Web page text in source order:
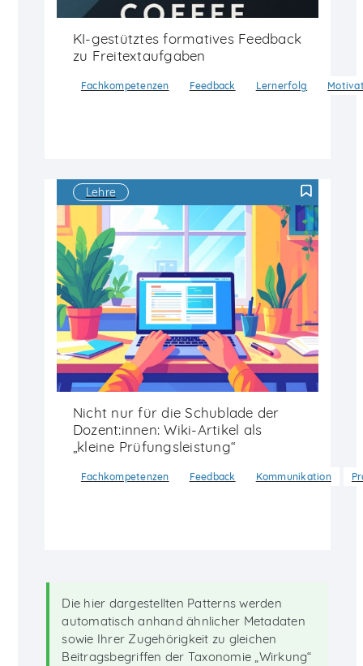
KI-gestütztes formatives Feedback
zu Freitextaufgaben
Fachkompetenzen Feedback Lernerfolg
Lehre
F
Nicht nur für die Schublade der
Dozent:innen: Wiki-Artikel als
„kleine Prüfungsleistung“
Fachkompetenzen Feedback Kommunikation
Die hier dargestellten Patterns werden
automatisch anhand ähnlicher Metadaten
sowie Ihrer Zugehörigkeit zu gleichen
Beitragsbegriffen der Taxonomie „Wirkung“